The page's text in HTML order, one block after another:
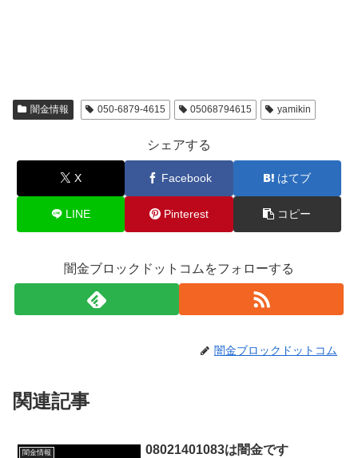
闇金情報 050-6879-4615 05068794615 yamikin
シェアする
X Facebook はてブ
LINE Pinterest コピー
闇金ブロックドットコムをフォローする
闇金ブロックドットコム
関連記事
闇金情報 08021401083は闇金です